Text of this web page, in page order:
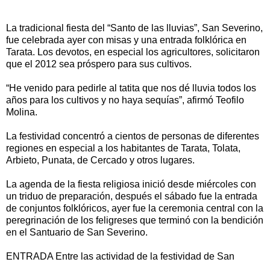
La tradicional fiesta del “Santo de las lluvias”, San Severino,
fue celebrada ayer con misas y una entrada folklórica en
Tarata. Los devotos, en especial los agricultores, solicitaron
que el 2012 sea próspero para sus cultivos.
“He venido para pedirle al tatita que nos dé lluvia todos los
años para los cultivos y no haya sequías”, afirmó Teofilo
Molina.
La festividad concentró a cientos de personas de diferentes
regiones en especial a los habitantes de Tarata, Tolata,
Arbieto, Punata, de Cercado y otros lugares.
La agenda de la fiesta religiosa inició desde miércoles con
un triduo de preparación, después el sábado fue la entrada
de conjuntos folklóricos, ayer fue la ceremonia central con la
peregrinación de los feligreses que terminó con la bendición
en el Santuario de San Severino.
ENTRADA Entre las actividad de la festividad de San